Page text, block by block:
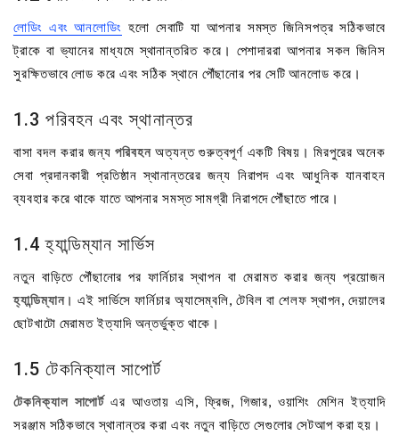
লোডিং এবং আনলোডিং হলো সেবাটি যা আপনার সমস্ত জিনিসপত্র সঠিকভাবে
ট্রাকে বা ভ্যানের মাধ্যমে স্থানান্তরিত করে। পেশাদাররা আপনার সকল জিনিস
সুরক্ষিতভাবে লোড করে এবং সঠিক স্থানে পৌঁছানোর পর সেটি আনলোড করে।
1.3 পরিবহন এবং স্থানান্তর
বাসা বদল করার জন্যপরিবহনঅত্যন্ত গুরুত্বপূর্ণ একটি বিষয়। মিরপুরের অনেক
সেবা প্রদানকারী প্রতিষ্ঠান স্থানান্তরের জন্য নিরাপদ এবং আধুনিক যানবাহন
ব্যবহার করে থাকে যাতে আপনার সমস্ত সামগ্রী নিরাপদে পৌঁছাতে পারে।
1.4 হ্যান্ডিম্যান সার্ভিস
নতুন বাড়িতে পৌঁছানোর পর ফার্নিচার স্থাপন বা মেরামত করার জন্য প্রয়োজন
হ্যান্ডিম্যান। এই সার্ভিসে ফার্নিচার অ্যাসেম্বলি, টেবিল বা শেলফ স্থাপন, দেয়ালের
ছোটখাটো মেরামত ইত্যাদি অন্তর্ভুক্ত থাকে।
1.5 টেকনিক্যাল সাপোর্ট
টেকনিক্যাল সাপোর্টএর আওতায় এসি, ফ্রিজ, গিজার, ওয়াশিং মেশিন ইত্যাদি
সরঞ্জাম সঠিকভাবে স্থানান্তর করা এবং নতুন বাড়িতে সেগুলোর সেটআপ করা হয়।